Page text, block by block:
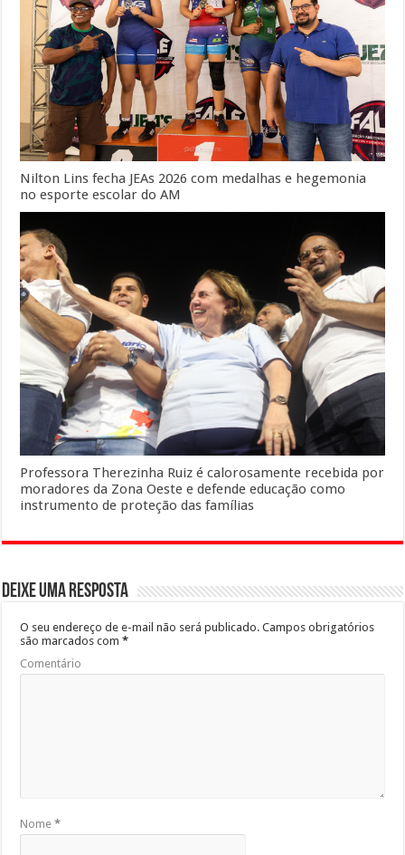
Nilton Lins fecha JEAs 2026 com medalhas e hegemonia
no esporte escolar do AM
Professora Therezinha Ruiz é calorosamente recebida por
moradores da Zona Oeste e defende educação como
instrumento de proteção das famílias
Deixe uma resposta
O seu endereço de e-mail não será publicado. Campos obrigatórios
são marcados com*
Comentário
Nome*